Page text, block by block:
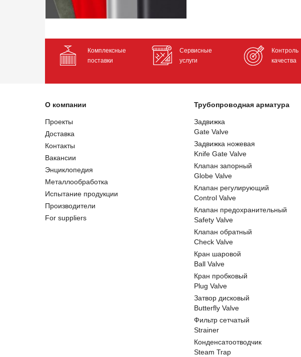
Комплексные
поставки
Сервисные
услуги
Контроль
качества
О компании
Проекты
Доставка
Контакты
Вакансии
Энциклопедия
Металлообработка
Испытание продукции
Производители
For suppliers
Трубопроводная арматура
Задвижка
Gate Valve
Задвижка ножевая
Knife Gate Valve
Клапан запорный
Globe Valve
Клапан регулирующий
Control Valve
Клапан предохранительный
Safety Valve
Клапан обратный
Check Valve
Кран шаровой
Ball Valve
Кран пробковый
Plug Valve
Затвор дисковый
Butterfly Valve
Фильтр сетчатый
Strainer
Конденсатоотводчик
Steam Trap